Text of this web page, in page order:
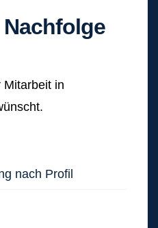
Mitarbeit in
nach Profil